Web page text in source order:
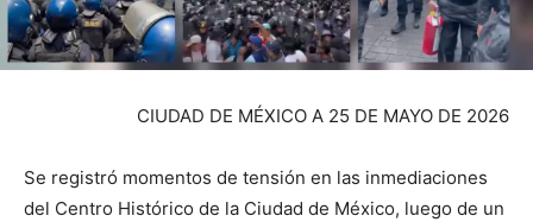
CIUDAD DE MÉXICO A 25 DE MAYO DE 2026
Se registró momentos de tensión en las inmediaciones
del Centro Histórico de la Ciudad de México, luego de un